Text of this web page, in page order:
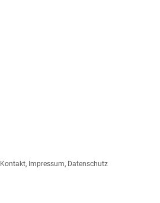
Kontakt, Impressum, Datenschutz